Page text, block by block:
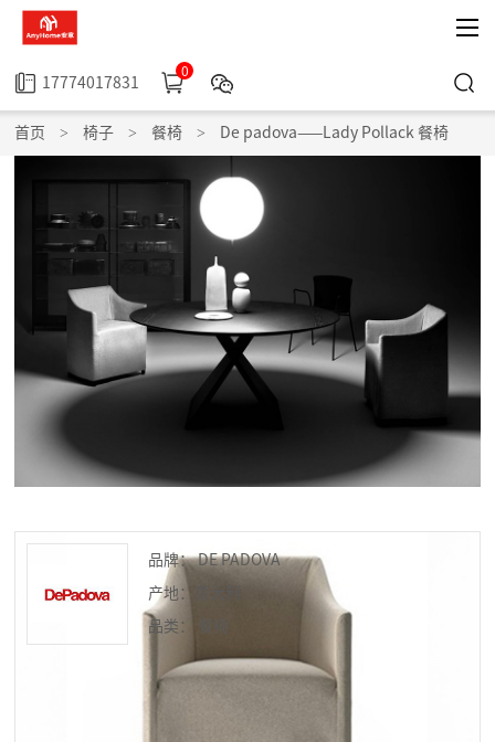
17774017831
0
首页 > 椅子 > 餐椅 > De padova——Lady Pollack 餐椅
品牌： DE PADOVA
产地：意大利
品类： 餐椅